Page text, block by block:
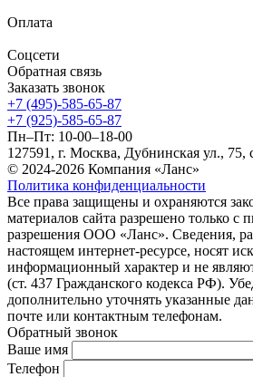
Оплата
Соцсети
Обратная связь
Заказать звонок
+7 (495)-585-65-87
+7 (925)-585-65-87
Пн–Пт: 10-00–18-00
127591, г. Москва, Дубнинская ул., 75,
© 2024-2026 Компания «Ланс»
Политика конфиденциальности
Все права защищены и охраняются
материалов сайта разрешено только с
разрешения ООО «Ланс». Сведения,
настоящем интернет-ресурсе, носят
информационный характер и не
(ст. 437 Гражданского кодекса РФ).
дополнительно уточнять указанные
почте или контактным телефонам.
Обратный звонок
Ваше имя
Телефон